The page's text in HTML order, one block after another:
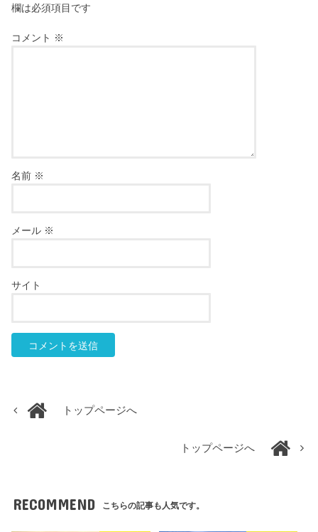
欄は必須項目です
コメント ※
名前 ※
メール ※
サイト
トップページへ
トップページへ
RECOMMEND こちらの記事も人気です。